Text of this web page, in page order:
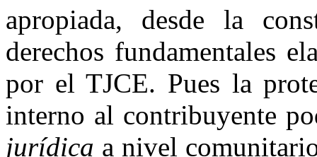
apropiada, desde la
derechos fundamentales
por el TJCE. Pues la
interno al contribuyente
jurídica a nivel